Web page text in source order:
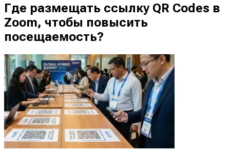
Где размещать ссылку QR Codes в
Zoom, чтобы повысить
посещаемость?